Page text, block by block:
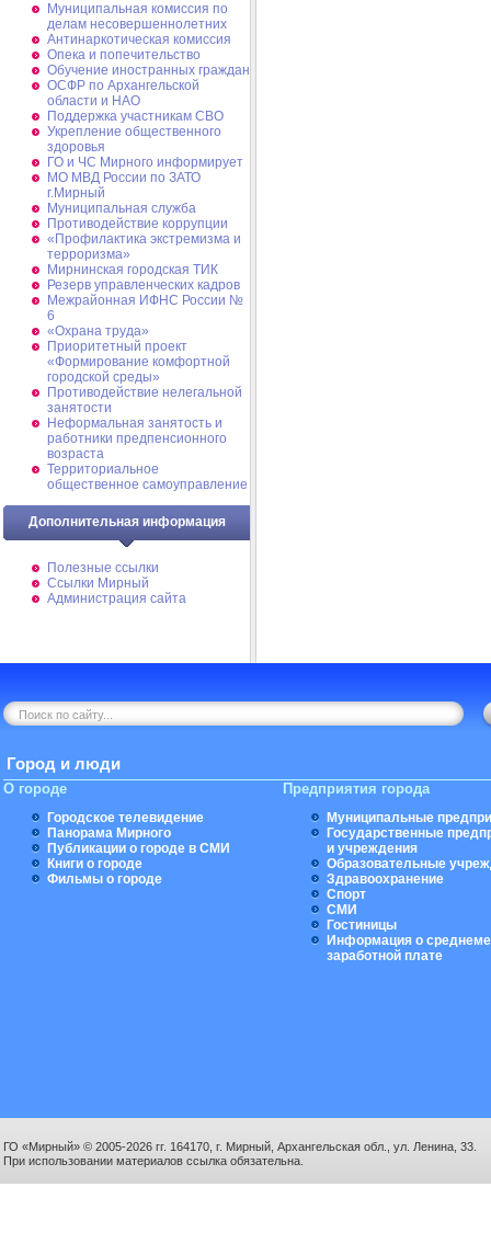
Муниципальная комиссия по
делам несовершеннолетних
Антинаркотическая комиссия
Опека и попечительство
Обучение иностранных граждан
ОСФР по Архангельской
области и НАО
Поддержка участникам СВО
Укрепление общественного
здоровья
ГО и ЧС Мирного информирует
МО МВД России по ЗАТО
г.Мирный
Муниципальная cлужба
Противодействие коррупции
«Профилактика экстремизма и
терроризма»
Мирнинская городская ТИК
Резерв управленческих кадров
Межрайонная ИФНС России №
6
«Охрана труда»
Приоритетный проект
«Формирование комфортной
городской среды»
Противодействие нелегальной
занятости
Неформальная занятость и
работники предпенсионного
возраста
Территориальное
общественное самоуправление
Дополнительная информация
Полезные ссылки
Ссылки Мирный
Администрация сайта
Город и люди
О городе
Городское телевидение
Панорама Мирного
Публикации о городе в СМИ
Книги о городе
Фильмы о городе
Предприятия города
Муниципальные
Государственные
и учреждения
Образовательные
Здравоохранение
Спорт
СМИ
Гостиницы
Информация о
заработной плате
ГО «Мирный» © 2005-2026 гг. 164170, г. Мирный, Архангельская обл., ул. Ленина, 33.
При использовании материалов ссылка обязательна.